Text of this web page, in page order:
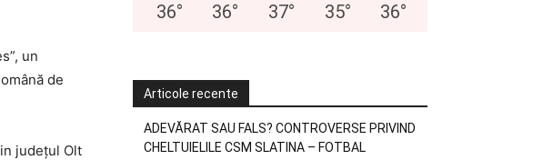
un
de
județul Olt
36° 36° 37° 35° 36°
Articole recente
ADEVĂRAT SAU FALS? CONTROVERSE PRIVIND
CHELTUIELILE CSM SLATINA – FOTBAL